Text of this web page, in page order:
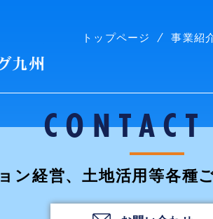
株式会社コープリビング九州
トップページ 事業紹
ン経営、土地活用等各種